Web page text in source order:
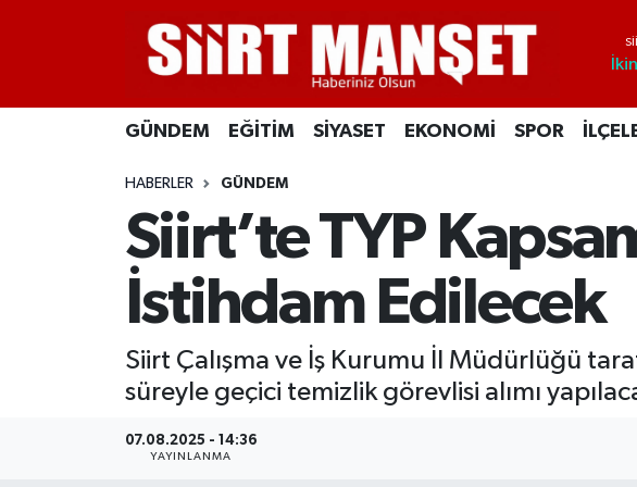
GÜNDEM EĞİTİM SİYASET EKONOMİ SPOR
HABERLER GÜNDEM
Siirt’te TYP
İstihdam Edilecek
Siirt Çalışma ve İş Kurumu İl Müdürlüğü
süreyle geçici temizlik görevlisi alımı
07.08.2025 - 14:36
YAYINLANMA
SİYASET
EKONOMİ
İLÇELER
Siirt Nöbetçi Eczaneler
Siirt Hava Durumu
Siirt Namaz Vakitleri
Siirt Trafik Yoğunluk Haritası
Süper Lig Puan Durumu ve Fikstür
Tüm Manşetler